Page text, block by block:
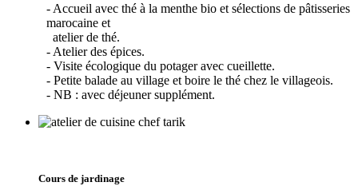
- Accueil avec thé à la menthe bio et sélections de pâtisseries
marocaine et
atelier de thé.
- Atelier des épices.
- Visite écologique du potager avec cueillette.
- Petite balade au village et boire le thé chez le villageois.
- NB : avec déjeuner supplément.
Cours de jardinage